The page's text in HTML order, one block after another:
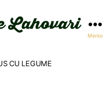
Meniu
CU LEGUME